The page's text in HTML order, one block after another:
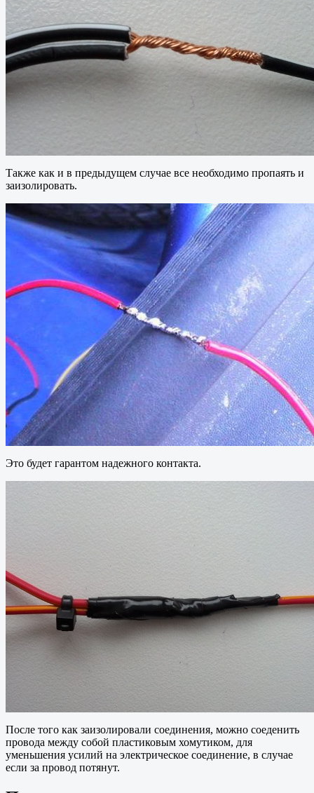
Также как и в предыдущем случае все необходимо пропаять и
заизолировать.
Это будет гарантом надежного контакта.
После того как заизолировали соединения, можно соеденить
провода между собой пластиковым хомутиком, для
уменьшения усилий на электрическое соединение, в случае
если за провод потянут.